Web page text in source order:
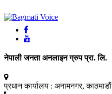
नेपाली जनता अनलाइन ग्रुप प्रा. लि.
प्रधान कार्यालय : अनामनगर, काठमाडाैं